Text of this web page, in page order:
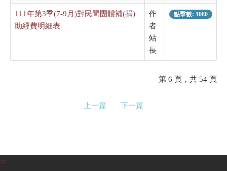
111年第3季(7-9月)對民間團體補(捐)
助經費明細表
作
者
站
長
點擊數: 1080
第 6 頁，共 54 頁
上一篇 下一篇
:::